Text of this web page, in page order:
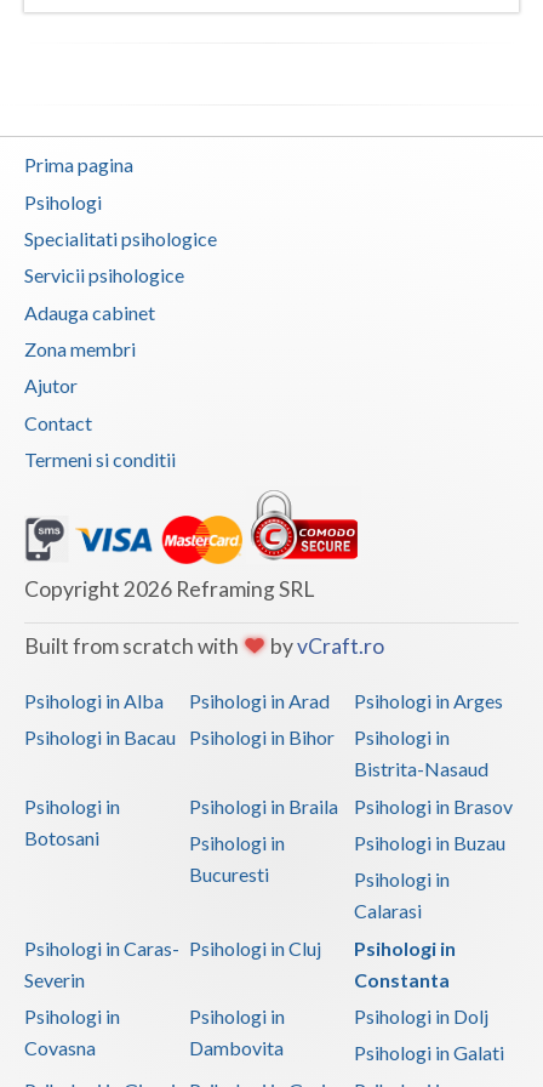
Prima pagina
Psihologi
Specialitati psihologice
Servicii psihologice
Adauga cabinet
Zona membri
Ajutor
Contact
Termeni si conditii
Copyright 2026 Reframing SRL
Built from scratch with byvCraft.ro
Psihologi in Alba Psihologi in Arad
Psihologi in Arges
Psihologi in Bacau
Psihologi in Bihor
Psihologi in
Bistrita-Nasaud
Psihologi in
Botosani
Psihologi in Braila
Psihologi in Brasov
Psihologi in
Bucuresti
Psihologi in Buzau
Psihologi in
Calarasi
Psihologi in Caras-
Severin
Psihologi in Cluj
Psihologi in
Constanta
Psihologi in
Covasna
Psihologi in
Dambovita
Psihologi in Dolj
Psihologi in Galati